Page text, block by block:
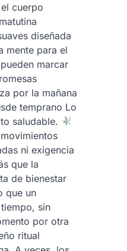
cuerpo
diseñada
mente para el
marcar
por la mañana
temprano Lo
saludable.
ni exigencia
que la
de bienestar
que un
sin
por otra
ritual